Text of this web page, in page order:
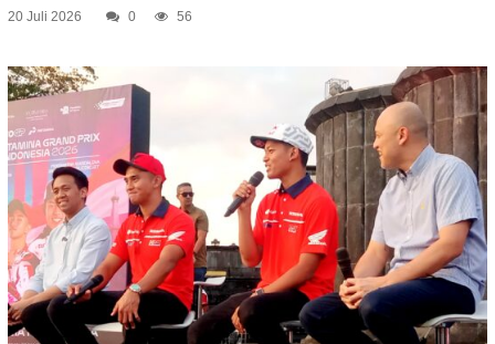
20 Juli 2026 0 56